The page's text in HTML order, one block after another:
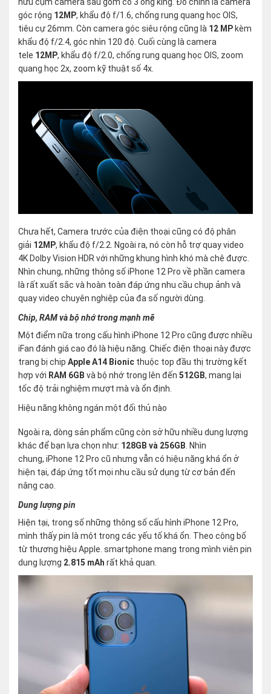
hữu cụm camera sau gồm có 3 ống kíng. Đó chính là camera
góc rộng 12MP, khẩu độ f/1.6, chống rung quang học OIS,
tiêu cự 26mm. Còn camera góc siêu rộng cũng là 12 MP kèm
khẩu độ f/2.4, góc nhìn 120 độ. Cuối cùng là camera
tele 12MP, khẩu độ f/2.0, chống rung quang học OIS, zoom
quang học 2x, zoom kỹ thuật số 4x.
Chưa hết, Camera trước của điện thoại cũng có độ phân
giải 12MP, khẩu độ f/2.2. Ngoài ra, nó còn hỗ trợ quay video
4K Dolby Vision HDR với những khung hình khó mà chê được.
Nhìn chung, những thông số iPhone 12 Pro về phần camera
là rất xuất sắc và hoàn toàn đáp ứng nhu cầu chụp ảnh và
quay video chuyên nghiệp của đa số người dùng.
Chip, RAM và bộ nhớ trong mạnh mẽ
Một điểm nữa trong cấu hình iPhone 12 Pro cũng được nhiều
iFan đánh giá cao đó là hiệu năng. Chiếc điện thoại này được
trang bị chip Apple A14 Bionic thuộc top đầu thị trường kết
hợp với RAM 6GB và bộ nhớ trong lên đến 512GB, mang lại
tốc độ trải nghiệm mượt mà và ổn định.
Hiệu năng không ngán một đối thủ nào
Ngoài ra, dòng sản phẩm cũng còn sở hữu nhiều dung lượng
khác để bạn lựa chọn như: 128GB và 256GB . Nhìn
chung, iPhone 12 Pro cũ nhưng vẫn có hiệu năng khá ổn ở
hiện tại, đáp ứng tốt mọi nhu cầu sử dụng từ cơ bản đến
nâng cao.
Dung lượng pin
Hiện tại, trong số những thông số cấu hình iPhone 12 Pro,
mình thấy pin là một trong các yếu tố khá ổn. Theo công bố
từ thương hiệu Apple. smartphone mang trong mình viên pin
dung lượng 2.815 mAh rất khả quan.